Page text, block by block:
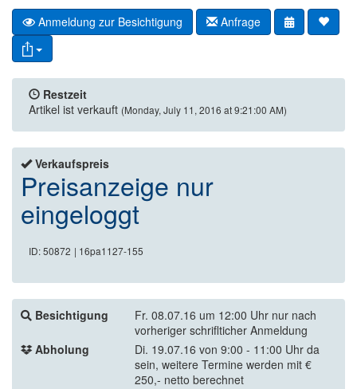
Anmeldung zur Besichtigung Anfrage
Restzeit
Artikel ist verkauft (Monday, July 11, 2016 at 9:21:00 AM)
Verkaufspreis
Preisanzeige nur
eingeloggt
ID: 50872 | 16pa1127-155
Besichtigung
Fr. 08.07.16 um 12:00 Uhr nur nach
vorheriger schriflticher Anmeldung
Abholung
Di. 19.07.16 von 9:00 - 11:00 Uhr da
sein, weitere Termine werden mit €
250,- netto berechnet